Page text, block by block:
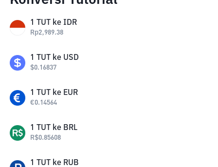
1 TUT ke IDR
Rp2,989.38
1 TUT ke USD
$0.16837
1 TUT ke EUR
€0.14564
1 TUT ke BRL
R$0.85608
1 TUT ke RUB